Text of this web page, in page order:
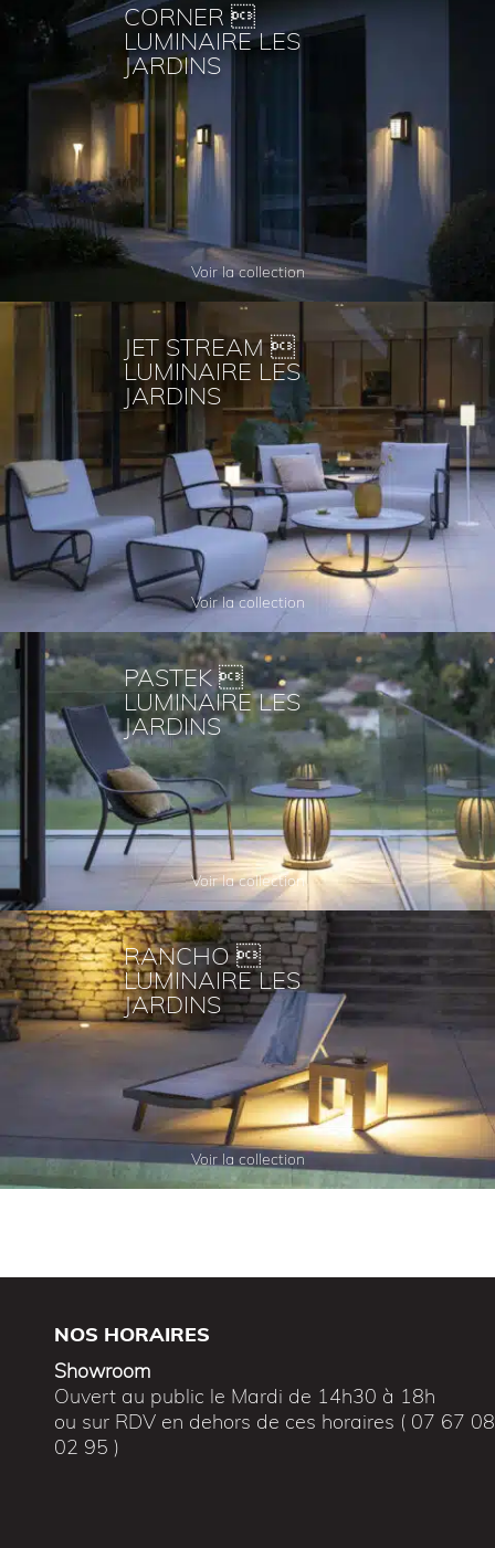
CORNER 
LUMINAIRE LES
JARDINS
Voir la collection
JET STREAM 
LUMINAIRE LES
JARDINS
Voir la collection
PASTEK 
LUMINAIRE LES
JARDINS
Voir la collection
RANCHO 
LUMINAIRE LES
JARDINS
Voir la collection
NOS HORAIRES
Showroom
Ouvert au public le Mardi de 14h30 à 18h
ou sur RDV en dehors de ces horaires ( 07 67 08
02 95 )